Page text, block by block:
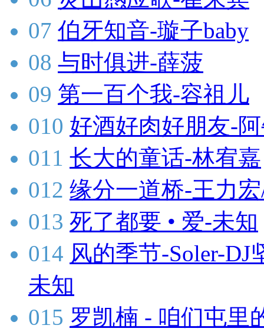
07 伯牙知音-璇子baby
08 与时俱进-薛菠
09 第一百个我-容祖儿
010 好酒好肉好朋友-
011 长大的童话-林宥嘉
012 缘分一道桥-王力
013 死了都要 • 爱-未知
014 风的季节-Soler-
未知
015 罗凯楠 - 咱们屯里